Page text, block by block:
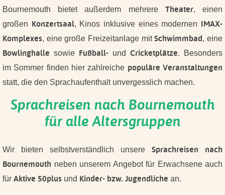
Bournemouth bietet außerdem mehrere Theater, einen
großen Konzertsaal, Kinos inklusive eines modernen IMAX-
Komplexes, eine große Freizeitanlage mitSchwimmbad, eine
Bowlinghalle sowie Fußball- und Cricketplätze. Besonders
im Sommer finden hier zahlreiche populäre Veranstaltungen
statt, die den Sprachaufenthalt unvergesslich machen.
Sprachreisen nach Bournemouth
für alle Altersgruppen
Wir bieten selbstverständlich unsere Sprachreisen nach
Bournemouth neben unserem Angebot für Erwachsene auch
für Aktive 50plus und Kinder- bzw. Jugendliche an.